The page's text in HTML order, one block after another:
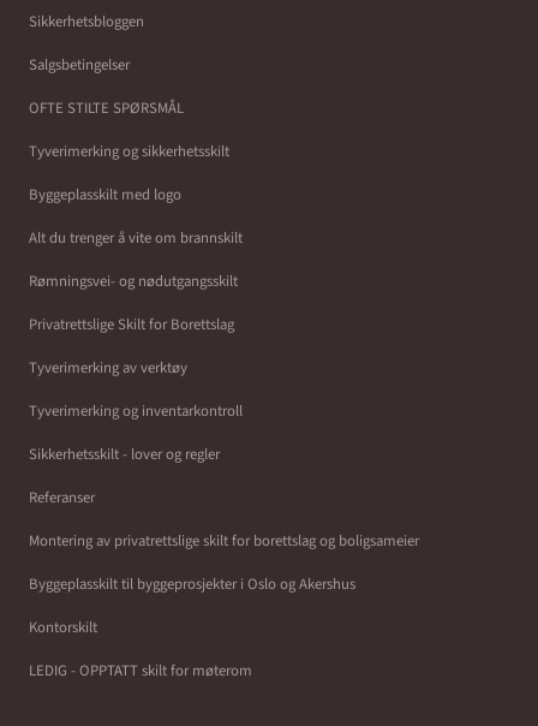
Sikkerhetsbloggen
Salgsbetingelser
OFTE STILTE SPØRSMÅL
Tyverimerking og sikkerhetsskilt
Byggeplasskilt med logo
Alt du trenger å vite om brannskilt
Rømningsvei- og nødutgangsskilt
Privatrettslige Skilt for Borettslag
Tyverimerking av verktøy
Tyverimerking og inventarkontroll
Sikkerhetsskilt - lover og regler
Referanser
Montering av privatrettslige skilt for borettslag og boligsameier
Byggeplasskilt til byggeprosjekter i Oslo og Akershus
Kontorskilt
LEDIG - OPPTATT skilt for møterom